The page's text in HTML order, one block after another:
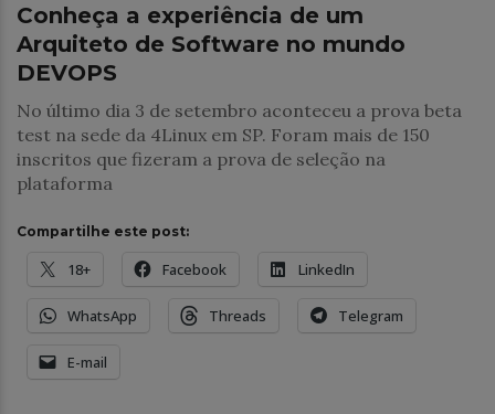
Conheça a experiência de um
Arquiteto de Software no mundo
DEVOPS
No último dia 3 de setembro aconteceu a prova beta
test na sede da 4Linux em SP. Foram mais de 150
inscritos que fizeram a prova de seleção na
plataforma
Compartilhe este post:
18+ Facebook LinkedIn
WhatsApp Threads Telegram
E-mail